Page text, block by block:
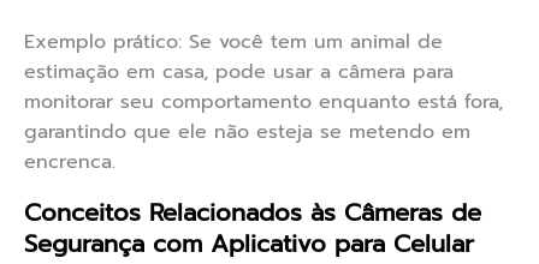
Exemplo prático: Se você tem um animal de
estimação em casa, pode usar a câmera para
monitorar seu comportamento enquanto está fora,
garantindo que ele não esteja se metendo em
encrenca.
Conceitos Relacionados às Câmeras de
Segurança com Aplicativo para Celular